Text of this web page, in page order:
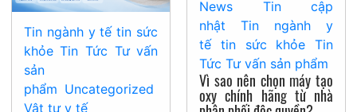
Tin ngành y tế tin sức
khỏe Tin Tức Tư vấn
sản
phẩm Uncategorized
Vật tư y tế
News
Tin cập
nhật
Tin ngành y
tế
tin sức khỏe
Tin
Tức Tư vấn sản phẩm
Vì sao nên chọn máy tạo
oxy chính hãng từ nhà